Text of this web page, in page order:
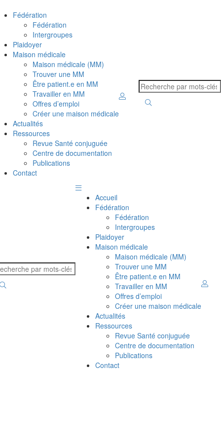
Fédération
Fédération
Intergroupes
Plaidoyer
Maison médicale
Maison médicale (MM)
Trouver une MM
Être patient.e en MM
Travailler en MM
Offres d’emploi
Créer une maison médicale
Actualités
Ressources
Revue Santé conjuguée
Centre de documentation
Publications
Contact
Accueil
Fédération
Fédération
Intergroupes
Plaidoyer
Maison médicale
Maison médicale (MM)
Trouver une MM
Être patient.e en MM
Travailler en MM
Offres d’emploi
Créer une maison médicale
Actualités
Ressources
Revue Santé conjuguée
Centre de documentation
Publications
Contact